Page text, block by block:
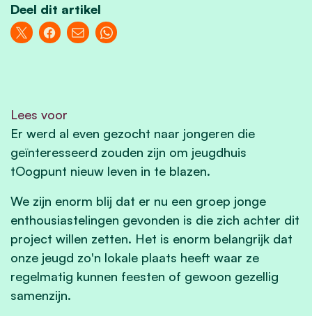
Deel dit artikel
Lees voor
Er werd al even gezocht naar jongeren die
geïnteresseerd zouden zijn om jeugdhuis
tOogpunt nieuw leven in te blazen.
We zijn enorm blij dat er nu een groep jonge
enthousiastelingen gevonden is die zich achter dit
project willen zetten. Het is enorm belangrijk dat
onze jeugd zo'n lokale plaats heeft waar ze
regelmatig kunnen feesten of gewoon gezellig
samenzijn.